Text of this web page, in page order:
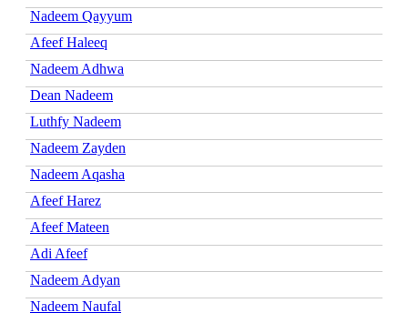
Nadeem Qayyum
Afeef Haleeq
Nadeem Adhwa
Dean Nadeem
Luthfy Nadeem
Nadeem Zayden
Nadeem Aqasha
Afeef Harez
Afeef Mateen
Adi Afeef
Nadeem Adyan
Nadeem Naufal